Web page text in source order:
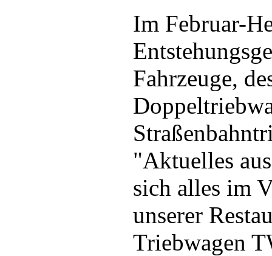
Im Februar-
Fahrzeuge,
"Aktuelles
sich alles im
unserer
Triebwagen